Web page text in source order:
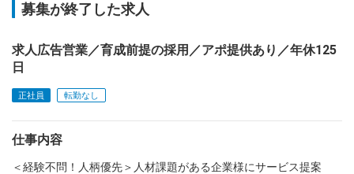
イベント
専門サイト
対応時間：10:00～22:00(日曜・年末年始を除く)
自動案内は24時間365日対応
転職の「モヤモヤ」、一人で悩まず
気軽に相談してみませんか？
募集が終了した求人
求人広告営業／育成前提の採用／アポ提供あり／年休125
日
正社員 転勤なし
仕事内容
＜経験不問！人柄優先＞人材課題がある企業様にサービス提案